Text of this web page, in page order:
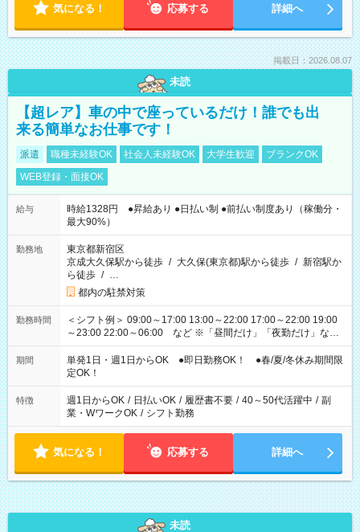
気になる！ 応募する 詳細へ
掲載日：2026.08.07
未読
【超レア】車の中で座っているだけ！誰でも出
来る簡単なお仕事です！
派遣 職種未経験OK 社会人未経験OK 大学生歓迎
ブランクOK
WEB登録・面接OK
給与
時給1328円 ●昇給あり ●日払い制 ●前払い制度あり（稼働分・
最大90%）
勤務地
東京都新宿区
京成大久保駅から徒歩 / 大久保(東京都)駅から徒歩 / 新宿駅か
ら徒歩 / …
都内の駐禁対策
勤務時間
＜シフト例＞ 09:00～17:00 13:00～22:00 17:00～22:00 19:00
～23:00 22:00～06:00 など ※「昼間だけ」「夜勤だけ」など
の希望OK
期間
単発1日・週1日からOK ●即日勤務OK！ ●春/夏/冬休み期間限
定OK！
特徴 週1日からOK / 日払いOK / 履歴書不要 / 40～50代活躍中 / 副
業・WワークOK / シフト勤務
気になる！ 応募する 詳細へ
未読